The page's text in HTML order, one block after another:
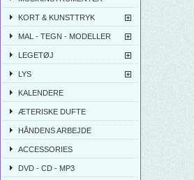
KORT & KUNSTTRYK
MAL - TEGN - MODELLER
LEGETØJ
LYS
KALENDERE
ÆTERISKE DUFTE
HÅNDENS ARBEJDE
ACCESSORIES
DVD - CD - MP3